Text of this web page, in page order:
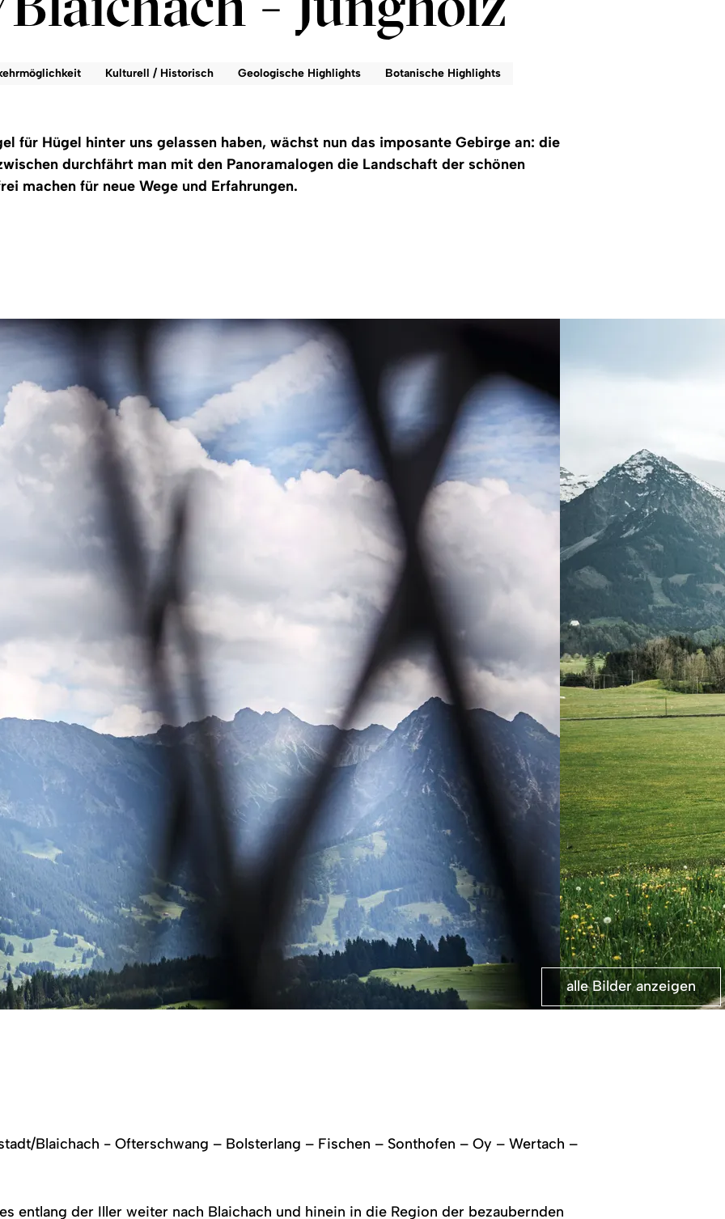
Kulturell / Historisch Geologische Highlights
Botanische Highlights
für Hügel hinter uns gelassen haben, wächst nun das imposante Gebirge an: die
durchfährt man mit den Panoramalogen die Landschaft der schönen
machen für neue Wege und Erfahrungen.
©
alle Bilder anzeigen
Blaichach - Ofterschwang – Bolsterlang – Fischen – Sonthofen – Oy – Wertach –
entlang der Iller weiter nach Blaichach und hinein in die Region der bezaubernden